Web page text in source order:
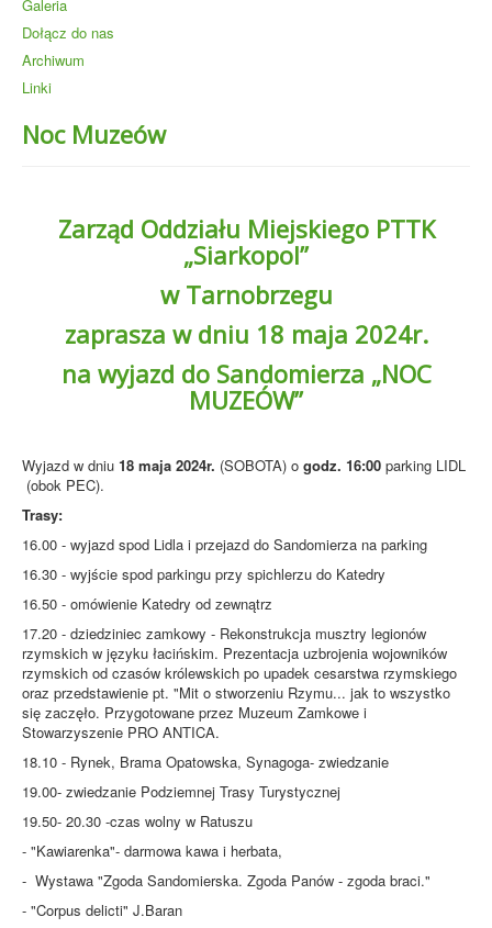
Galeria
Dołącz do nas
Archiwum
Linki
Noc Muzeów
Zarząd Oddziału Miejskiego PTTK
„Siarkopol”
w Tarnobrzegu
zaprasza w dniu 18 maja 2024r.
na wyjazd do Sandomierza „NOC
MUZEÓW”
Wyjazd w dniu 18 maja 2024r. (SOBOTA) o godz. 16:00 parking LIDL
(obok PEC).
Trasy:
16.00 - wyjazd spod Lidla i przejazd do Sandomierza na parking
16.30 - wyjście spod parkingu przy spichlerzu do Katedry
16.50 - omówienie Katedry od zewnątrz
17.20 - dziedziniec zamkowy - Rekonstrukcja musztry legionów
rzymskich w języku łacińskim. Prezentacja uzbrojenia wojowników
rzymskich od czasów królewskich po upadek cesarstwa rzymskiego
oraz przedstawienie pt. "Mit o stworzeniu Rzymu... jak to wszystko
się zaczęło. Przygotowane przez Muzeum Zamkowe i
Stowarzyszenie PRO ANTICA.
18.10 - Rynek, Brama Opatowska, Synagoga- zwiedzanie
19.00- zwiedzanie Podziemnej Trasy Turystycznej
19.50- 20.30 -czas wolny w Ratuszu
- "Kawiarenka"- darmowa kawa i herbata,
- Wystawa "Zgoda Sandomierska. Zgoda Panów - zgoda braci."
- "Corpus delicti" J.Baran